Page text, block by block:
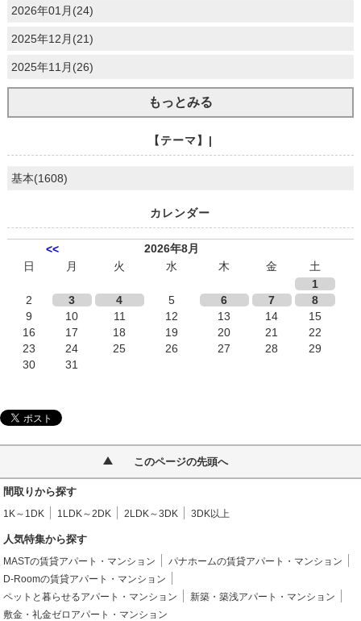
2026年01月(24)
2025年12月(21)
2025年11月(26)
もっとみる
【テーマ】|
基本(1608)
カレンダー
<<
2026年8月
日
月 火 水 木 金
土
1
2
3 4 5 6 7
8
9
10 11 12 13 14
15
16
17 18 19 20 21
22
23
24 25 26 27 28
29
30
31
このページの先頭へ
間取りから探す
1K～1DK 1LDK～2DK 2LDK～3DK 3DK以上
人気特集から探す
MASTの賃貸アパート・マンション
パナホームの賃貸アパート・マンション
D-Roomの賃貸アパート・マンション
ペットと暮らせるアパート・マンション
新築・築浅アパート・マンション
敷金・礼金ゼロアパート・マンション